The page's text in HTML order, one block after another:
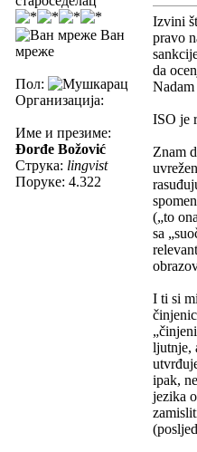
Ван
мреже
Пол:
Организација:
Име и презиме:
Đorđe Božović
Струка: lingvist
Поруке: 4.322
Izvini
pravo
da
Nadam
ISO je
Znam
(„to
sa
I ti si
ljutnje,
ipak,
jezika